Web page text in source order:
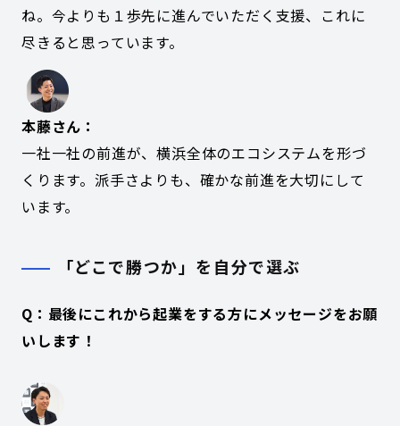
ね。今よりも１歩先に進んでいただく支援、これに
尽きると思っています。
本藤さん：
一社一社の前進が、横浜全体のエコシステムを形づ
くります。派手さよりも、確かな前進を大切にして
います。
「どこで勝つか」を自分で選ぶ
Q：最後にこれから起業をする方にメッセージをお願
いします！